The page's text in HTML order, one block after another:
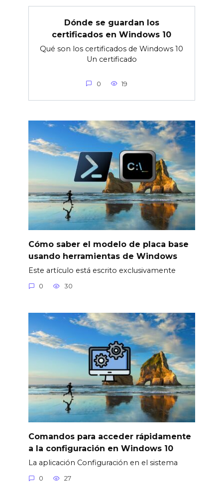
Dónde se guardan los
certificados en Windows 10
Qué son los certificados de Windows 10
Un certificado
0 19
Cómo saber el modelo de placa base
usando herramientas de Windows
Este artículo está escrito exclusivamente
0 30
Comandos para acceder rápidamente
a la configuración en Windows 10
La aplicación Configuración en el sistema
0 27